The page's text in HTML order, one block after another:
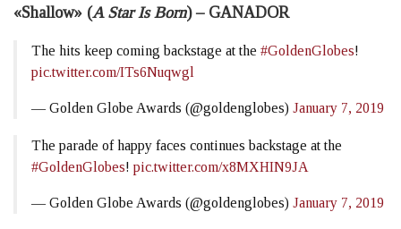
«Shallow» (A Star Is Born) – GANADOR
The hits keep coming backstage at the #GoldenGlobes!
pic.twitter.com/ITs6Nuqwgl
— Golden Globe Awards (@goldenglobes) January 7, 2019
The parade of happy faces continues backstage at the
#GoldenGlobes! pic.twitter.com/x8MXHIN9JA
— Golden Globe Awards (@goldenglobes) January 7, 2019